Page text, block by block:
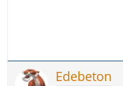
Edebeton